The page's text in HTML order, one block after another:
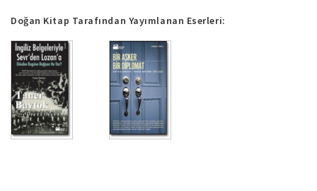
Doğan Kitap Tarafından Yayımlanan Eserleri: